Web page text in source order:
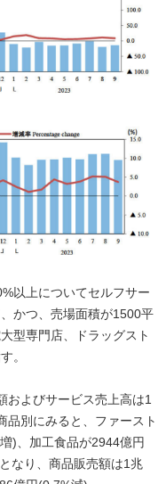
以上についてセルフサー
かつ、売場面積が1500平
型専門店、ドラッグスト
。
およびサービス売上高は1
品別にみると、ファースト
)、加工食品が2944億円
なり、商品販売額は1兆